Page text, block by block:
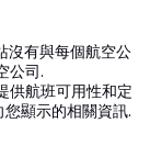
沒有與每個航空公
公司.
供航班可用性和定
顯示的相關資訊.